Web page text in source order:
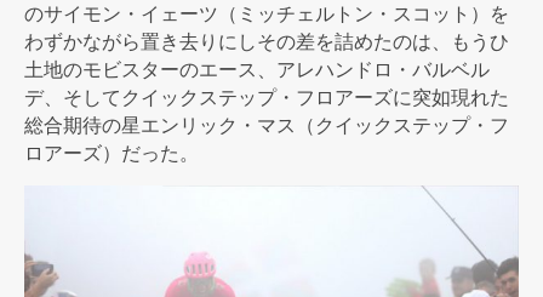
のサイモン・イェーツ（ミッチェルトン・スコット）を
わずかながら置き去りにしその差を詰めたのは、もうひ
土地のモビスターのエース、アレハンドロ・バルベル
デ、そしてクイックステップ・フロアーズに突如現れた
総合期待の星エンリック・マス（クイックステップ・フ
ロアーズ）だった。